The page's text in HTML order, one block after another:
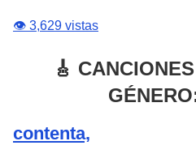
👁️ 3,629 vistas
🎸
contenta,